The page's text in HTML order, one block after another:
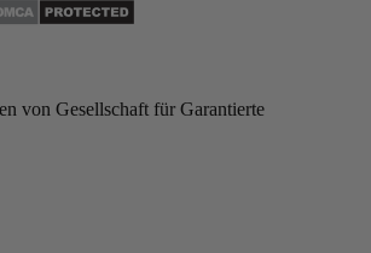
von Gesellschaft für Garantierte